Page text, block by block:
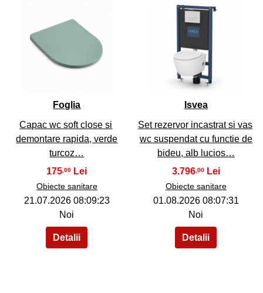
Foglia
Capac wc soft close si
demontare rapida, verde
turcoz…
175 ,00
Obiecte sanitare
21.07.2026 08:09:23
Noi
39
Isvea
Set rezervor incastrat si vas
wc suspendat cu functie de
bideu, alb lucios…
3.796,00
Obiecte sanitare
01.08.2026 08:07:31
Noi